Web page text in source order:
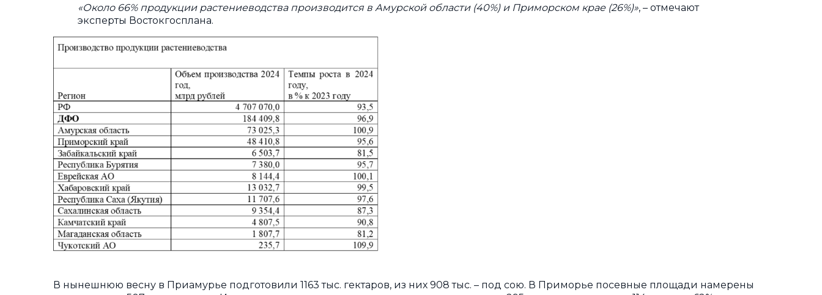
«Около 66% продукции растениеводства производится в Амурской области (40%) и Приморском крае (26%)», – отмечают
эксперты Востокгосплана.
В нынешнюю весну в Приамурье подготовили 1163 тыс. гектаров, из них 908 тыс. – под сою. В Приморье посевные площади намерены